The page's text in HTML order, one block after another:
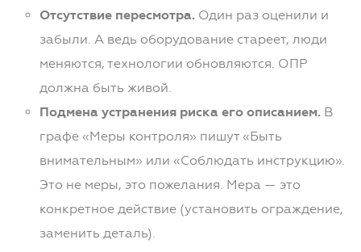
Отсутствие пересмотра.Один раз оценили и
забыли. А ведь оборудование стареет, люди
меняются, технологии обновляются. ОПР
должна быть живой.
Подмена устранения риска его описанием.В
графе «Меры контроля» пишут «Быть
внимательным» или «Соблюдать инструкцию».
Это не меры, это пожелания. Мера — это
конкретное действие (установить ограждение,
заменить деталь).